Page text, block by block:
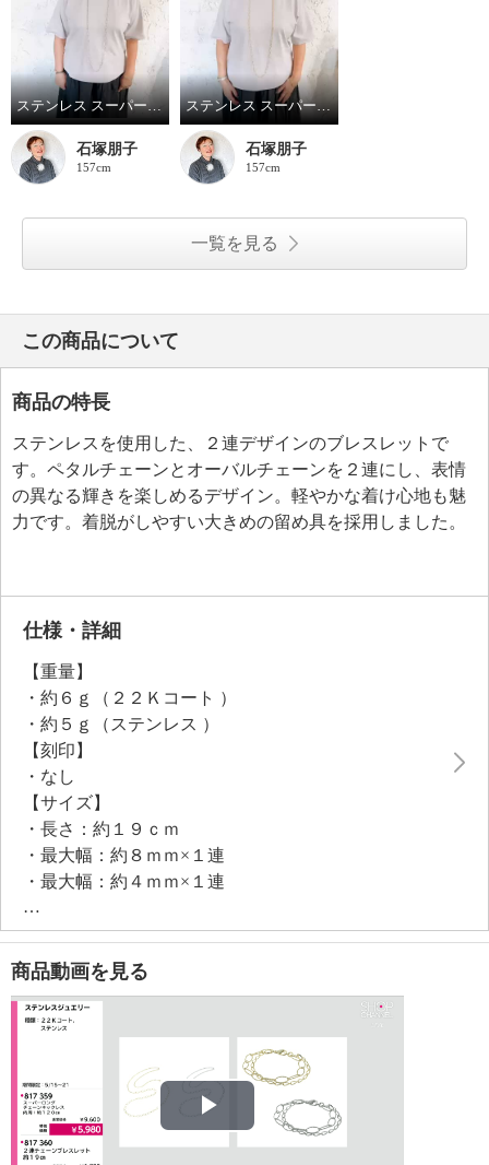
ステンレス スーパーロングチェーンネックレス シルバー
石塚朋子
157cm
ステンレス スーパーロングチェーンネックレス ゴールド
石塚朋子
157cm
一覧を見る
この商品について
商品の特長
ステンレスを使用した、２連デザインのブレスレットで
す。ペタルチェーンとオーバルチェーンを２連にし、表情
の異なる輝きを楽しめるデザイン。軽やかな着け心地も魅
力です。着脱がしやすい大きめの留め具を採用しました。
仕様・詳細
【重量】
・約６ｇ（２２Ｋコート ）
・約５ｇ（ステンレス ）
【刻印】
・なし
【サイズ】
・長さ：約１９ｃｍ
・最大幅：約８ｍｍ×１連
・最大幅：約４ｍｍ×１連
【使用素材】
・ステンレス
【メッキ素材】
・材質：ゴールドコート（２２Ｋ）（２２Ｋコート
）
【原産国（地）】
・日本製
商品動画を見る
Play